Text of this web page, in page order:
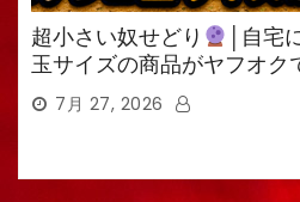
超小さい奴せどり
│自宅
玉サイズの商品がヤフオク
7月 27, 2026